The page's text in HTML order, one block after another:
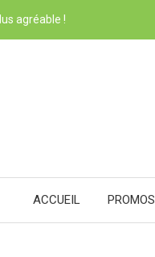
agréable !
ACCUEIL PROMOS